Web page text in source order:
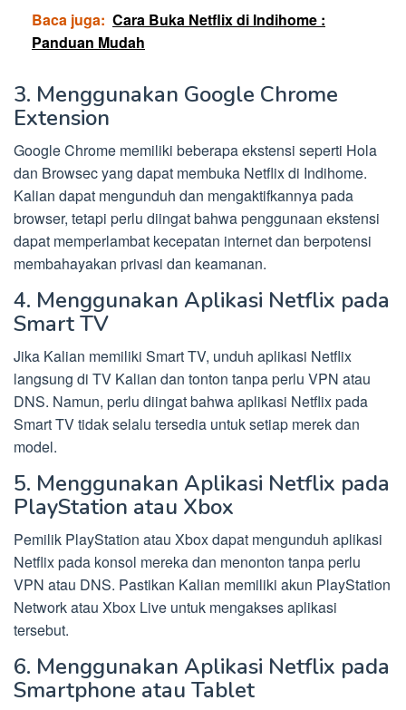
Baca juga: Cara Buka Netflix di Indihome :
Panduan Mudah
3. Menggunakan Google Chrome
Extension
Google Chrome memiliki beberapa ekstensi seperti Hola
dan Browsec yang dapat membuka Netflix di Indihome.
Kalian dapat mengunduh dan mengaktifkannya pada
browser, tetapi perlu diingat bahwa penggunaan ekstensi
dapat memperlambat kecepatan internet dan berpotensi
membahayakan privasi dan keamanan.
4. Menggunakan Aplikasi Netflix pada
Smart TV
Jika Kalian memiliki Smart TV, unduh aplikasi Netflix
langsung di TV Kalian dan tonton tanpa perlu VPN atau
DNS. Namun, perlu diingat bahwa aplikasi Netflix pada
Smart TV tidak selalu tersedia untuk setiap merek dan
model.
5. Menggunakan Aplikasi Netflix pada
PlayStation atau Xbox
Pemilik PlayStation atau Xbox dapat mengunduh aplikasi
Netflix pada konsol mereka dan menonton tanpa perlu
VPN atau DNS. Pastikan Kalian memiliki akun PlayStation
Network atau Xbox Live untuk mengakses aplikasi
tersebut.
6. Menggunakan Aplikasi Netflix pada
Smartphone atau Tablet